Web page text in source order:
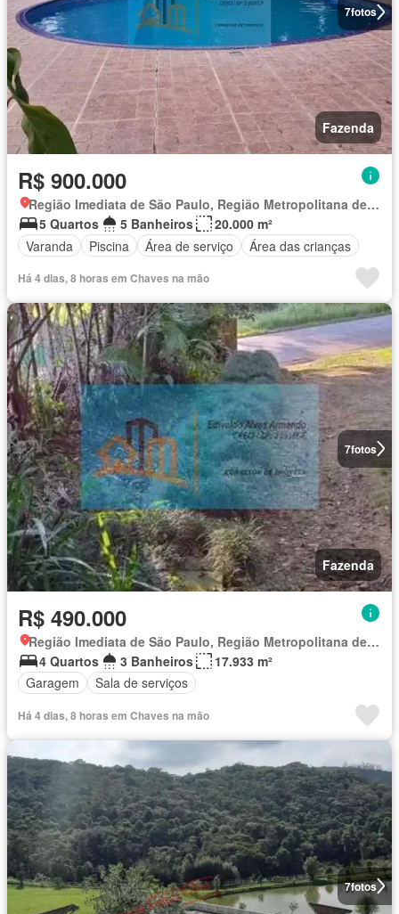
7fotos
Fazenda
R$ 900.000
Região Imediata de São Paulo, Região Metropolitana de São Paulo
5 Quartos
5 Banheiros
20.000 m²
Varanda
Piscina Área de serviço Área das crianças
Há 4 dias, 8 horas em Chaves na mão
7fotos
Fazenda
R$ 490.000
Região Imediata de São Paulo, Região Metropolitana de São Paulo
4 Quartos
3 Banheiros
17.933 m²
Garagem
Sala de serviços
Há 4 dias, 8 horas em Chaves na mão
7fotos